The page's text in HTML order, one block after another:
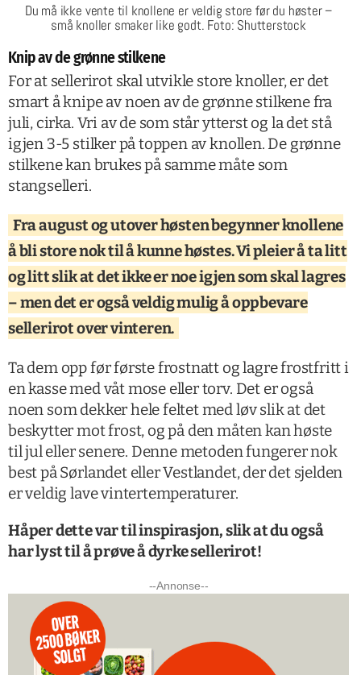
Du må ikke vente til knollene er veldig store før du høster –
små knoller smaker like godt. Foto: Shutterstock
Knip av de grønne stilkene
For at sellerirot skal utvikle store knoller, er det
smart å knipe av noen av de grønne stilkene fra
juli, cirka. Vri av de som står ytterst og la det stå
igjen 3-5 stilker på toppen av knollen. De grønne
stilkene kan brukes på samme måte som
stangselleri.
Fra august og utover høsten begynner knollene
å bli store nok til å kunne høstes. Vi pleier å ta litt
og litt slik at det ikke er noe igjen som skal lagres
– men det er også veldig mulig å oppbevare
sellerirot over vinteren.
Ta dem opp før første frostnatt og lagre frostfritt i
en kasse med våt mose eller torv. Det er også
noen som dekker hele feltet med løv slik at det
beskytter mot frost, og på den måten kan høste
til jul eller senere. Denne metoden fungerer nok
best på Sørlandet eller Vestlandet, der det sjelden
er veldig lave vintertemperaturer.
Håper dette var til inspirasjon, slik at du også
har lyst til å prøve å dyrke sellerirot!
--Annonse--